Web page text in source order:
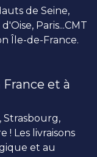
de Seine,
Paris...CMT
Île-de-France.
et à
Strasbourg,
! Les livraisons
et au